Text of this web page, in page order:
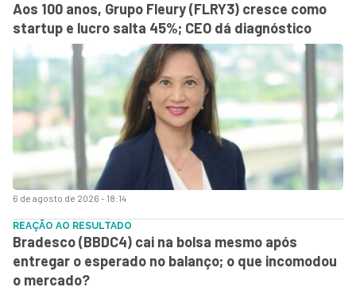
6 de agosto de 2026 - 18:14
Aos 100 anos, Grupo Fleury (FLRY3) cresce como
startup e lucro salta 45%; CEO dá diagnóstico
REAÇÃO AO RESULTADO
Bradesco (BBDC4) cai na bolsa mesmo após
entregar o esperado no balanço; o que incomodou
o mercado?